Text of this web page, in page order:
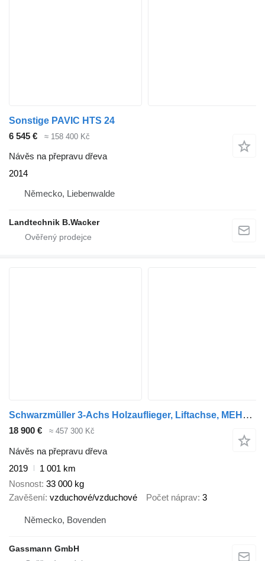
Sonstige PAVIC HTS 24
6 545 €
≈ 158 400 Kč
Návěs na přepravu dřeva
2014
Německo, Liebenwalde
Landtechnik B.Wacker
Schwarzmüller 3-Achs Holzauflieger, Liftachse, MEHRFACH
18 900 € ≈ 457 300 Kč
Návěs na přepravu dřeva
2019
1 001 km
Nosnost 33 000 kg
Zavěšení vzduchové/vzduchové Počet náprav 3
Německo, Bovenden
Gassmann GmbH